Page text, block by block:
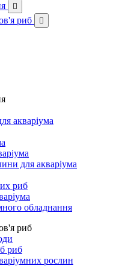

риб 
акваріума
для акваріума
риб
обладнання
риб
риб
рослин